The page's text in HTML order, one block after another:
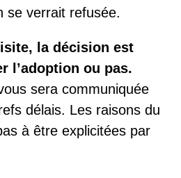
se verrait refusée.
la décision est
l’adoption ou pas.
sera communiquée
délais. Les raisons du
à être explicitées par